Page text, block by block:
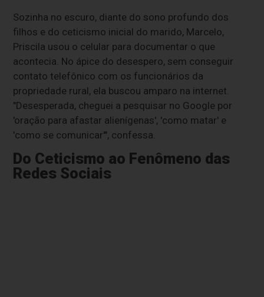
Sozinha no escuro, diante do sono profundo dos
filhos e do ceticismo inicial do marido, Marcelo,
Priscila usou o celular para documentar o que
acontecia. No ápice do desespero, sem conseguir
contato telefônico com os funcionários da
propriedade rural, ela buscou amparo na internet.
"Desesperada, cheguei a pesquisar no Google por
'oração para afastar alienígenas', 'como matar' e
'como se comunicar'", confessa.
Do Ceticismo ao Fenômeno das
Redes Sociais